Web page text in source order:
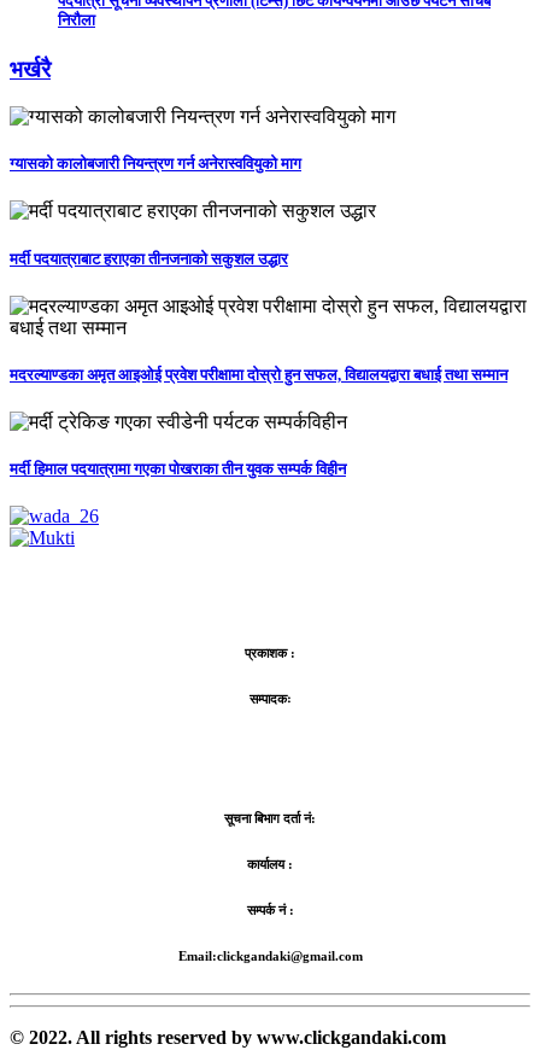
निरौला
भर्खरै
ग्यासको कालोबजारी नियन्त्रण गर्न अनेरास्ववियुको माग
मर्दी पदयात्राबाट हराएका तीनजनाको सकुशल उद्धार
मदरल्याण्डका अमृत आइओई प्रवेश परीक्षामा दोस्रो हुन सफल, विद्यालयद्वारा बधाई तथा सम्मान
मर्दी हिमाल पदयात्रामा गएका पोखराका तीन युवक सम्पर्क विहीन
प्रकाशक :
सम्पादकः
सूचना बिभाग दर्ता नं:
कार्यालय :
सम्पर्क नं :
Email:clickgandaki@gmail.com
© 2022. All rights reserved by www.clickgandaki.com